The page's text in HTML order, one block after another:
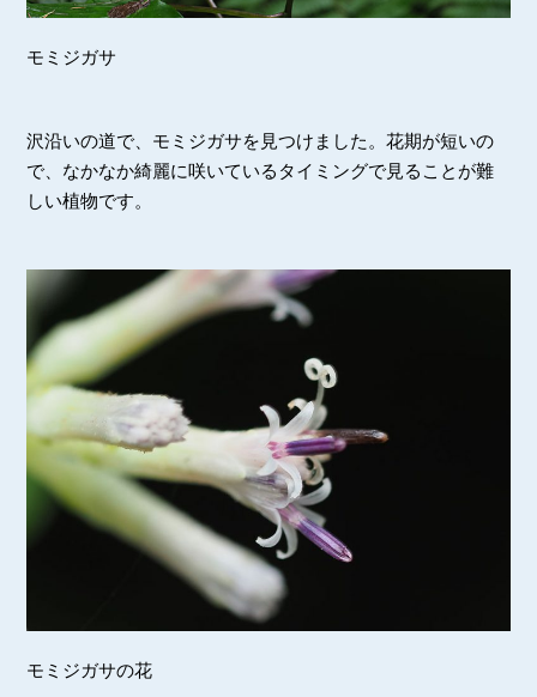
モミジガサ
沢沿いの道で、モミジガサを見つけました。花期が短いの
で、なかなか綺麗に咲いているタイミングで見ることが難
しい植物です。
モミジガサの花